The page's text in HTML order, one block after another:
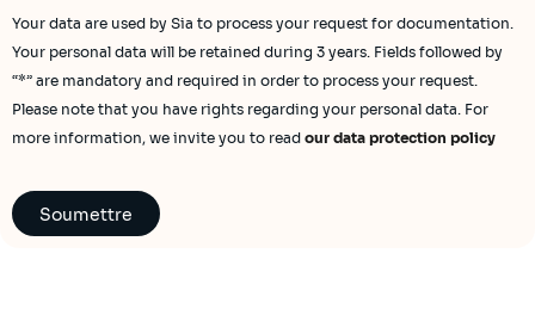
Your data are used by Sia to process your request for documentation.
Your personal data will be retained during 3 years. Fields followed by
“*” are mandatory and required in order to process your request.
Please note that you have rights regarding your personal data. For
more information, we invite you to read our data protection policy